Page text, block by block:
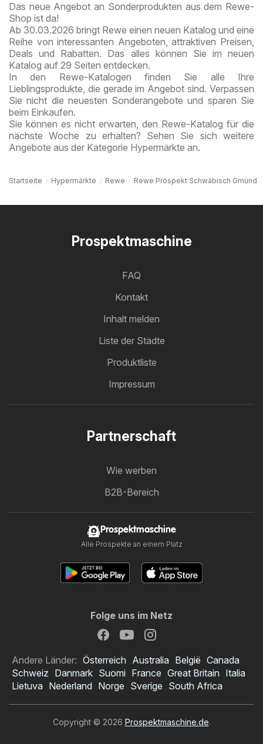
Das neue Angebot an Sonderprodukten aus dem Rewe-
Shop ist da!
Ab 30.03.2026 bringt Rewe einen neuen Katalog und eine
Reihe von interessanten Angeboten, attraktiven Preisen,
Deals und Rabatten. Das alles können Sie im neuen
Katalog auf 29 Seiten entdecken.
In den Rewe-Katalogen finden Sie alle Ihre
Lieblingsprodukte, die gerade im Angebot sind. Verpassen
Sie nicht die neuesten Sonderangebote und sparen Sie
beim Einkaufen.
Sie können es nicht erwarten, den Rewe-Katalog für die
nächste Woche zu erhalten? Sehen Sie sich weitere
Angebote aus der Kategorie Hypermärkte an.
Startseite Hypermärkte Rewe Rewe Prospekt Schwäbisch Gmünd
Prospektmaschine
FAQ
Kontakt
Inhalt melden
Liste der Städte
Produktliste
Impressum
Partnerschaft
Wie werben
B2B-Bereich
Prospektmaschine
Alle Prospekte an einem Platz
Folge uns im Netz
Andere Länder: Österreich Australia België Canada
Schweiz Danmark Suomi France Great Britain Italia
Lietuva Nederland Norge Sverige South Africa
Copyright © 2026 Prospektmaschine.de.